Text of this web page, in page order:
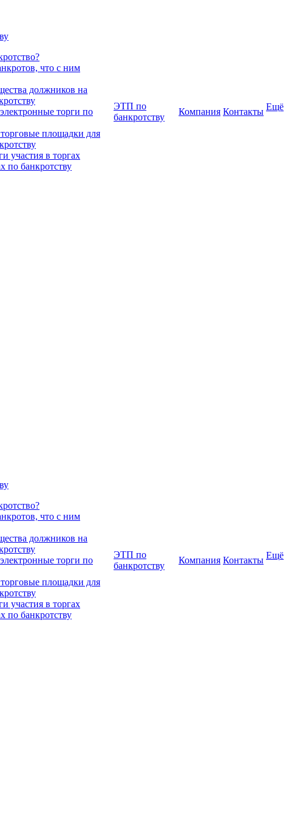
что с ним
должников на
торги по
площадки для
участия в торгах
по банкротству
ЭТП по
банкротству
Компания Контакты Ещё
что с ним
должников на
торги по
площадки для
участия в торгах
по банкротству
ЭТП по
банкротству
Компания Контакты Ещё